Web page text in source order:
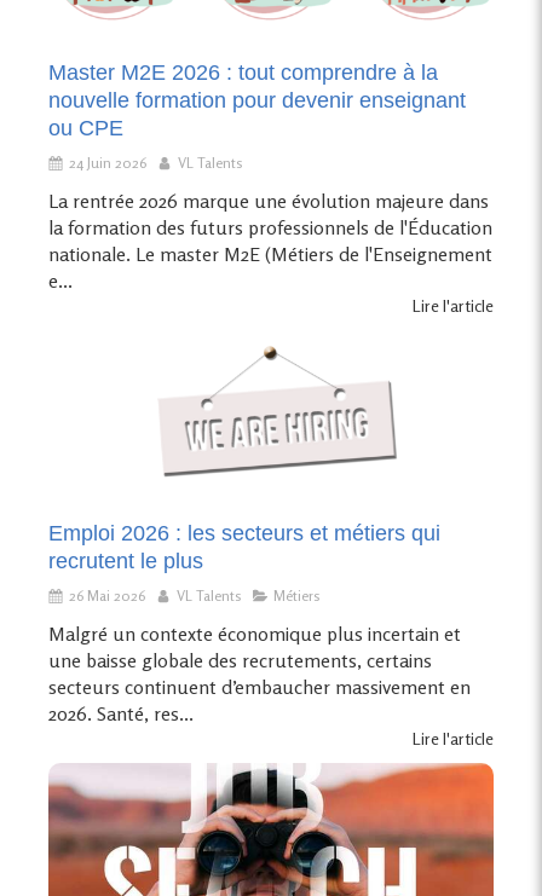
Master M2E 2026 : tout comprendre à la
nouvelle formation pour devenir enseignant
ou CPE
24 Juin 2026 VL Talents
La rentrée 2026 marque une évolution majeure dans
la formation des futurs professionnels de l'Éducation
nationale. Le master M2E (Métiers de l'Enseignement
e...
Lire l'article
Emploi 2026 : les secteurs et métiers qui
recrutent le plus
26 Mai 2026 VL Talents Métiers
Malgré un contexte économique plus incertain et
une baisse globale des recrutements, certains
secteurs continuent d’embaucher massivement en
2026. Santé, res...
Lire l'article